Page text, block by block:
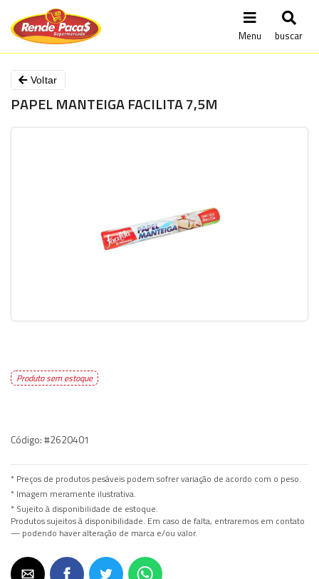
Menu buscar
Voltar
PAPEL MANTEIGA FACILITA 7,5M
Produto sem estoque
Código:#2620401
* Preços de produtos pesáveis podem sofrer variação de acordo com o peso.
* Imagem meramente ilustrativa.
* Sujeito à disponibilidade de estoque.
Produtos sujeitos à disponibilidade. Em caso de falta, entraremos em contato
— podendo haver alteração de marca e/ou valor.